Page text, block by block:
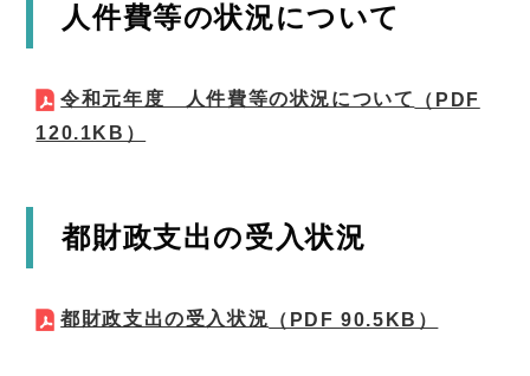
人件費等の状況について
令和元年度 人件費等の状況について
（PDF
120.1KB）
都財政支出の受入状況
都財政支出の受入状況 （PDF 90.5KB）